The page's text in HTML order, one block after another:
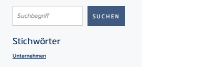
Stichwörter
Unternehmen